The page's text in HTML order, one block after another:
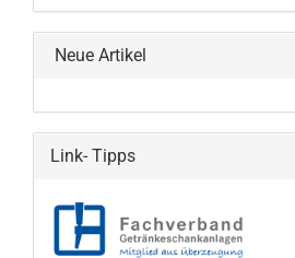
EIN.
Neue Artikel
Link- Tipps